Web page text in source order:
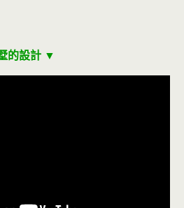
的設計 ▼